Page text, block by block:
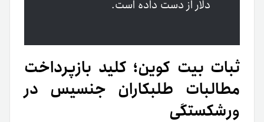
دلار از دست‌ داده است.
ثبات بیت‌ کوین؛ کلید بازپرداخت
مطالبات طلبکاران جنسیس در
ورشکستگی